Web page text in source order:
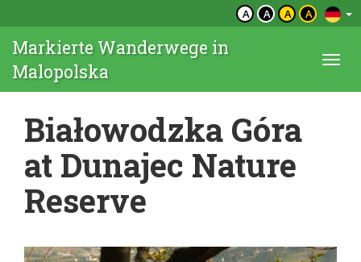
A A A A
Markierte Wanderwege in
Malopolska
Białowodzka Góra
at Dunajec Nature
Reserve